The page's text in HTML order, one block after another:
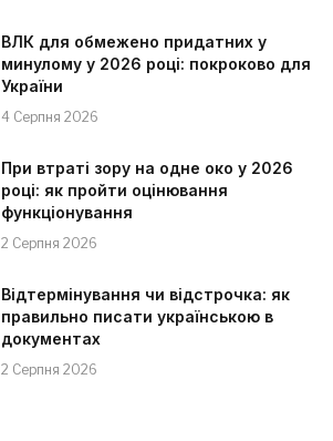
ВЛК для обмежено придатних у
минулому у 2026 році: покроково для
України
4 Серпня 2026
При втраті зору на одне око у 2026
році: як пройти оцінювання
функціонування
2 Серпня 2026
Відтермінування чи відстрочка: як
правильно писати українською в
документах
2 Серпня 2026